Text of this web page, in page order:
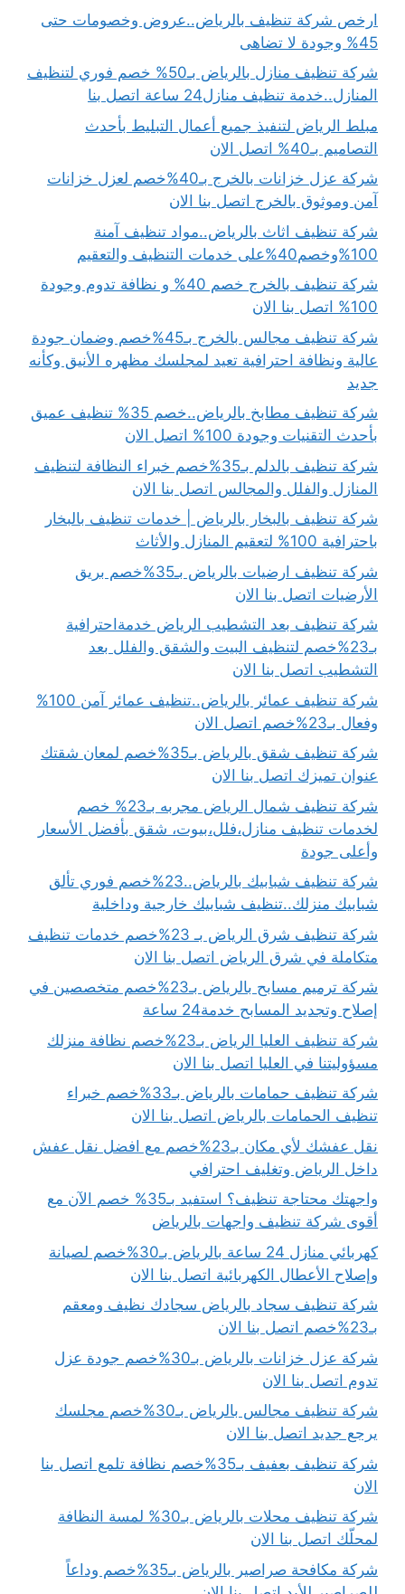
ارخص شركة تنظيف بالرياض..عروض وخصومات حتى
45% وجودة لا تضاهى
شركة تنظيف منازل بالرياض بـ50% خصم فوري لتنظيف
المنازل..خدمة تنظيف منازل24 ساعة اتصل بنا
مبلط الرياض لتنفيذ جميع أعمال التبليط بأحدث
التصاميم بـ40% اتصل الان
شركة عزل خزانات بالخرج بـ40%خصم لعزل خزانات
آمن وموثوق بالخرج اتصل بنا الان
شركة تنظيف اثاث بالرياض..مواد تنظيف آمنة
100%وخصم40%على خدمات التنظيف والتعقيم
شركة تنظيف بالخرج خصم 40% و نظافة تدوم وجودة
100% اتصل بنا الان
شركة تنظيف مجالس بالخرج بـ45%خصم وضمان جودة
عالية ونظافة احترافية تعيد لمجلسك مظهره الأنيق وكأنه
جديد
شركة تنظيف مطابخ بالرياض..خصم 35% تنظيف عميق
بأحدث التقنيات وجودة 100% اتصل الان
شركة تنظيف بالدلم بـ35%خصم خبراء النظافة لتنظيف
المنازل والفلل والمجالس اتصل بنا الان
شركة تنظيف بالبخار بالرياض | خدمات تنظيف بالبخار
باحترافية 100% لتعقيم المنازل والأثاث
شركة تنظيف ارضيات بالرياض بـ35%خصم بريق
الأرضيات اتصل بنا الان
شركة تنظيف بعد التشطيب الرياض خدمةاحترافية
بـ23%خصم لتنظيف البيت والشقق والفلل بعد
التشطيب اتصل بنا الان
شركة تنظيف عمائر بالرياض..تنظيف عمائر آمن 100%
وفعال بـ23%خصم اتصل الان
شركة تنظيف شقق بالرياض بـ35%خصم لمعان شقتك
عنوان تميزك اتصل بنا الان
شركة تنظيف شمال الرياض مجربه بـ23% خصم
لخدمات تنظيف منازل،فلل،بيوت، شقق بأفضل الأسعار
وأعلى جودة
شركة تنظيف شبابيك بالرياض..23%خصم فوري تألق
شبابيك منزلك..تنظيف شبابيك خارجية وداخلية
شركة تنظيف شرق الرياض بـ 23%خصم خدمات تنظيف
متكاملة في شرق الرياض اتصل بنا الان
شركة ترميم مسابح بالرياض بـ23%خصم متخصصين في
إصلاح وتجديد المسابح خدمة24 ساعة
شركة تنظيف العليا الرياض بـ23%خصم نظافة منزلك
مسؤوليتنا في العليا اتصل بنا الان
شركة تنظيف حمامات بالرياض بـ33%خصم خبراء
تنظيف الحمامات بالرياض اتصل بنا الان
نقل عفشك لأي مكان بـ23%خصم مع افضل نقل عفش
داخل الرياض وتغليف احترافي
واجهتك محتاجة تنظيف؟ استفيد بـ35% خصم الآن مع
أقوى شركة تنظيف واجهات بالرياض
كهربائي منازل 24 ساعة بالرياض بـ30%خصم لصيانة
وإصلاح الأعطال الكهربائية اتصل بنا الان
شركة تنظيف سجاد بالرياض سجادك نظيف ومعقم
بـ23%خصم اتصل بنا الان
شركة عزل خزانات بالرياض بـ30%خصم جودة عزل
تدوم اتصل بنا الان
شركة تنظيف مجالس بالرياض بـ30%خصم مجلسك
يرجع جديد اتصل بنا الان
شركة تنظيف بعفيف بـ35%خصم نظافة تلمع اتصل بنا
الان
شركة تنظيف محلات بالرياض بـ30% لمسة النظافة
لمحلّك اتصل بنا الان
شركة مكافحة صراصير بالرياض بـ35%خصم وداعاً